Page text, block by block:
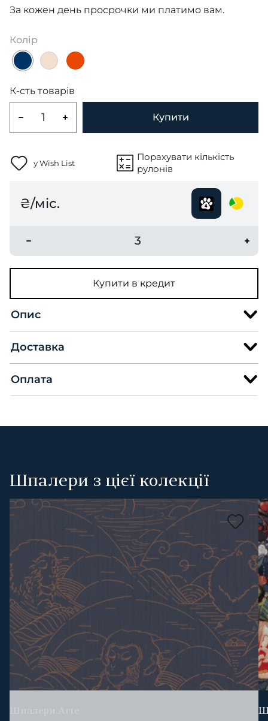
За кожен день просрочки ми платимо вам.
Колір
К-сть товарів
Купити
у Wish List
Порахувати кількість
рулонів
₴/міс.
3
Купити в кредит
Опис
Доставка
Оплата
Шпалери з цієї колекції